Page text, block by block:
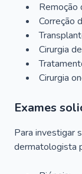
Remoção
Correção
Cirurgia
Cirurgia
Exames
Para investigar
dermatologista